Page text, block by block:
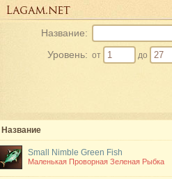
Название:
Уровень: от до
Название
Small Nimble Green Fish
Маленькая Проворная Зеленая Рыбка